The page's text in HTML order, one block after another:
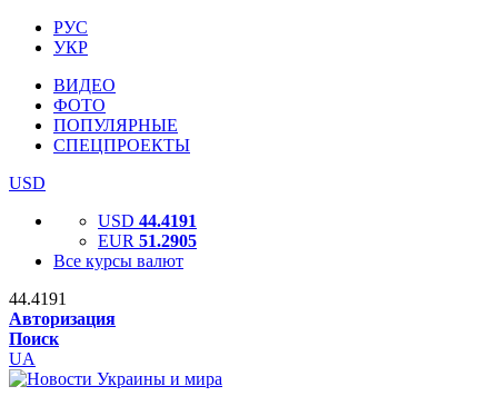
РУС
УКР
ВИДЕО
ФОТО
ПОПУЛЯРНЫЕ
СПЕЦПРОЕКТЫ
USD
USD 44.4191
EUR 51.2905
Все курсы валют
44.4191
Авторизация
Поиск
UA